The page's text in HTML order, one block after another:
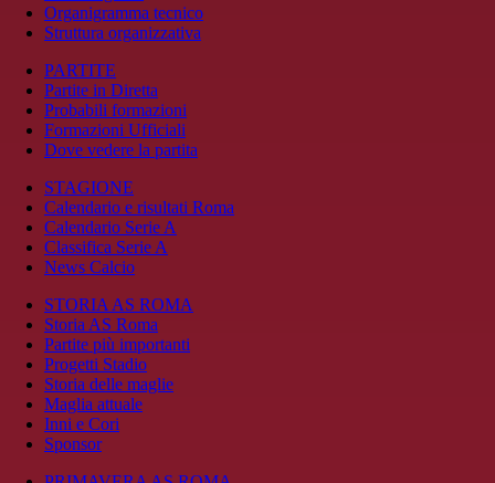
Organigramma tecnico
Struttura organizzativa
PARTITE
Partite in Diretta
Probabili formazioni
Formazioni Ufficiali
Dove vedere la partita
STAGIONE
Calendario e risultati Roma
Calendario Serie A
Classifica Serie A
News Calcio
STORIA AS ROMA
Storia AS Roma
Partite più importanti
Progetti Stadio
Storia delle maglie
Maglia attuale
Inni e Cori
Sponsor